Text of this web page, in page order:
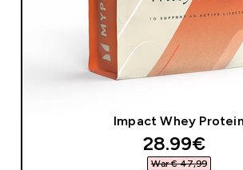
Impact Whey Protein
discounted
28.99€‎
War € 47,99‎